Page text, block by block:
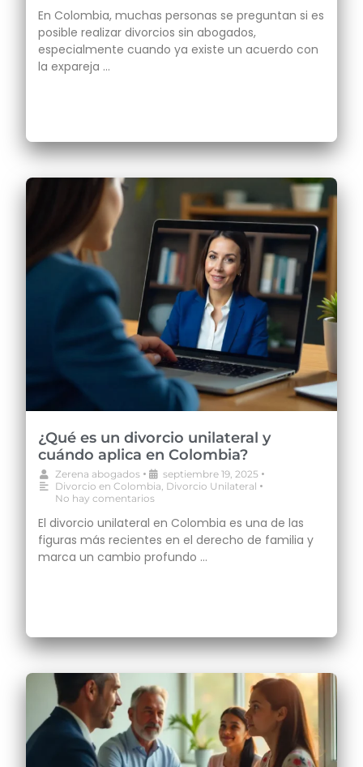
En Colombia, muchas personas se preguntan si es
posible realizar divorcios sin abogados,
especialmente cuando ya existe un acuerdo con
la expareja …
¿Qué es un divorcio unilateral y
cuándo aplica en Colombia?
Zerena abogados • septiembre 19, 2025 •
Divorcio en Colombia Divorcio Unilateral •
No hay comentarios
El divorcio unilateral en Colombia es una de las
figuras más recientes en el derecho de familia y
marca un cambio profundo …